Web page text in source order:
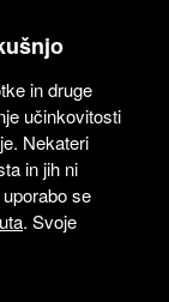
zate.
in druge
učinkovitosti
Nekateri
in jih ni
se
. Svoje